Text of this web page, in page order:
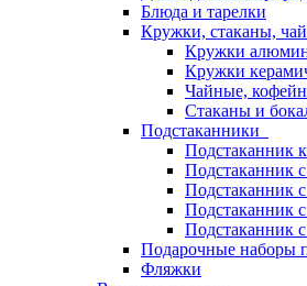
Блюда и тарелки
Кружки, стаканы,
Кружки
Кружки
Чайные,
Стаканы и
Подстаканники
Подстаканник
Подстаканник
Подстаканник
Подстаканник
Подстаканник
Подарочные наборы
Фляжки